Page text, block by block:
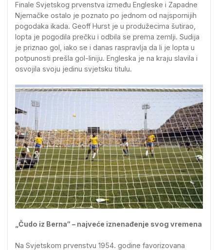
Finale Svjetskog prvenstva između Engleske i Zapadne
Njemačke ostalo je poznato po jednom od najspornijih
pogodaka ikada. Geoff Hurst je u produžecima šutirao,
lopta je pogodila prečku i odbila se prema zemlji. Sudija
je priznao gol, iako se i danas raspravlja da li je lopta u
potpunosti prešla gol-liniju. Engleska je na kraju slavila i
osvojila svoju jedinu svjetsku titulu.
„Čudo iz Berna“ – najveće iznenađenje svog vremena
Na Svjetskom prvenstvu 1954. godine favorizovana